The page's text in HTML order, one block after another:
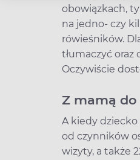
obowiązkach,
na jedno- czy
rówieśników.
tłumaczyć
Oczywiście
Z mamą
A kiedy
od czynników
wizyty, a także